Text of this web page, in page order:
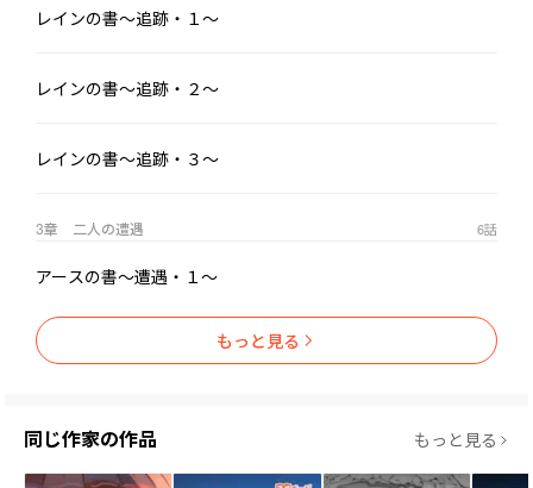
果たしてアースは、レインに退治される前にオリバーを探し出
「ノベルアップ+」さん、「アルファポリス」さん、「ノベリズ
レインの書～追跡・１～
レインの書～追跡・２～
レインの書～追跡・３～
3章 二人の遭遇 6話
アースの書～遭遇・１～
もっと見る
同じ作家の作品 もっと見る